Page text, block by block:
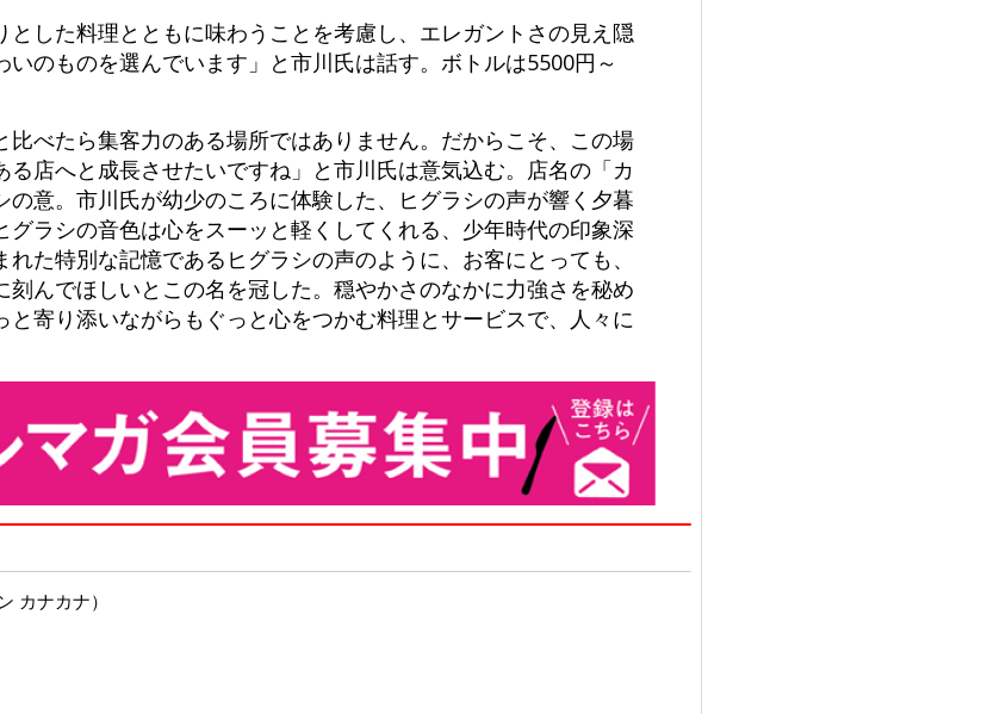
とした料理とともに味わうことを考慮し、エレガントさの見え隠
のものを選んでいます」と市川氏は話す。ボトルは5500円～
比べたら集客力のある場所ではありません。だからこそ、この場
店へと成長させたいですね」と市川氏は意気込む。店名の「カ
意。市川氏が幼少のころに体験した、ヒグラシの声が響く夕暮
ラシの音色は心をスーッと軽くしてくれる、少年時代の印象深
た特別な記憶であるヒグラシの声のように、お客にとっても、
んでほしいとこの名を冠した。穏やかさのなかに力強さを秘め
寄り添いながらもぐっと心をつかむ料理とサービスで、人々に
カナカナ）